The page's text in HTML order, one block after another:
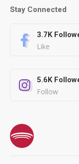
Stay Connected
3.7K
Like
5.6K
Follow